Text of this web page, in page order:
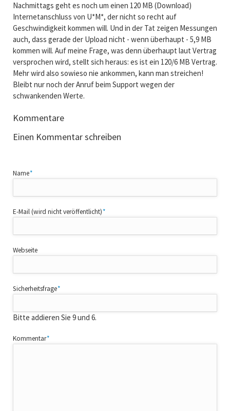
Nachmittags geht es noch um einen 120 MB (Download)
Internetanschluss von U*M*, der nicht so recht auf
Geschwindigkeit kommen will. Und in der Tat zeigen Messungen
auch, dass gerade der Upload nicht - wenn überhaupt - 5,9 MB
kommen will. Auf meine Frage, was denn überhaupt laut Vertrag
versprochen wird, stellt sich heraus: es ist ein 120/6 MB Vertrag.
Mehr wird also sowieso nie ankommen, kann man streichen!
Bleibt nur noch der Anruf beim Support wegen der
schwankenden Werte.
Kommentare
Einen Kommentar schreiben
Pflichtfeld
Name*
Pflichtfeld
E-Mail (wird nicht veröffentlicht)*
Webseite
Pflichtfeld
Sicherheitsfrage*
Bitte addieren Sie 9 und 6.
Pflichtfeld
Kommentar*